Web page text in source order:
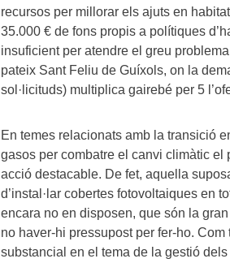
recursos per millorar els ajuts en
35.000 € de fons propis a polítiques
insuficient per atendre el greu
pateix Sant Feliu de Guíxols, on la
sol·licituds) multiplica gairebé per 5
En temes relacionats amb la transició
gasos per combatre el canvi climàtic el
acció destacable. De fet, aquella
d’instal·lar cobertes fotovoltaiques en
encara no en disposen, que són la
no haver-hi pressupost per fer-ho.
substancial en el tema de la gestió